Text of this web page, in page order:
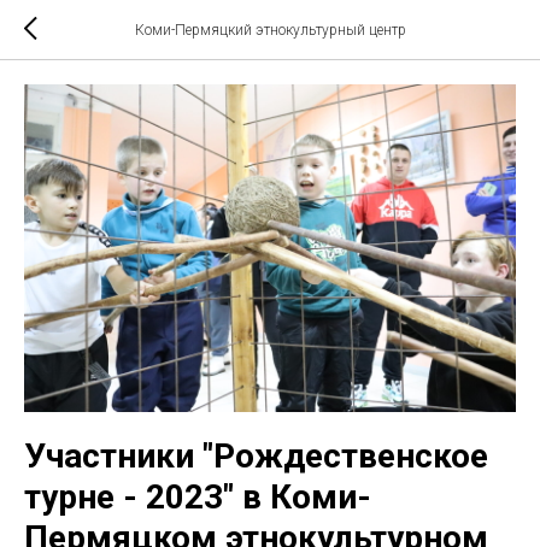
Коми-Пермяцкий этнокультурный центр
Участники "Рождественское
турне - 2023" в Коми-
Пермяцком этнокультурном